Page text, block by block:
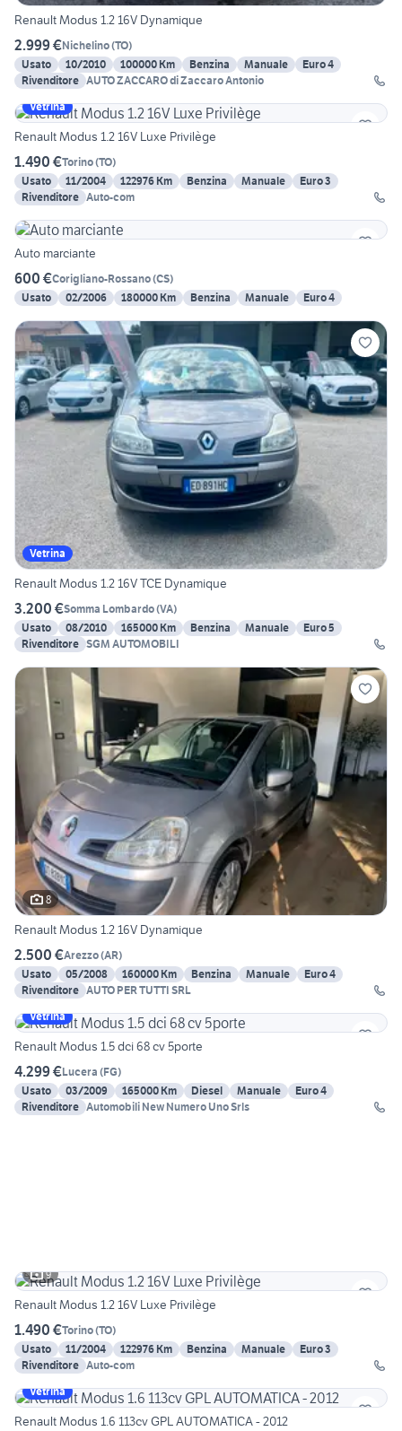
Renault Modus 1.2 16V Dynamique
2.999 €Nichelino(TO)
Usato
10/2010 100000 Km Benzina Manuale
Euro 4
Rivenditore AUTO ZACCARO di Zaccaro Antonio
Vetrina
Renault Modus 1.2 16V Luxe Privilège
1.490 €Torino(TO)
Usato
11/2004 122976 Km Benzina Manuale
Euro 3
Rivenditore Auto-com
Auto marciante
600 €Corigliano-Rossano(CS)
Usato
02/2006 180000 Km Benzina Manuale Euro 4
Vetrina
Renault Modus 1.2 16V TCE Dynamique
3.200 €Somma Lombardo(VA)
Usato
08/2010 165000 Km Benzina Manuale
Euro 5
Rivenditore SGM AUTOMOBILI
8
Renault Modus 1.2 16V Dynamique
2.500 €Arezzo(AR)
Usato
05/2008 160000 Km Benzina Manuale
Euro 4
Rivenditore AUTO PER TUTTI SRL
Vetrina
Renault Modus 1.5 dci 68 cv 5porte
4.299 €Lucera (FG)
Usato
03/2009 165000 Km Diesel Manuale
Euro 4
Rivenditore Automobili New Numero Uno Srls
9
Renault Modus 1.2 16V Luxe Privilège
1.490 €Torino(TO)
Usato
11/2004 122976 Km Benzina Manuale
Euro 3
Rivenditore Auto-com
Vetrina
Renault Modus 1.6 113cv GPL AUTOMATICA - 2012